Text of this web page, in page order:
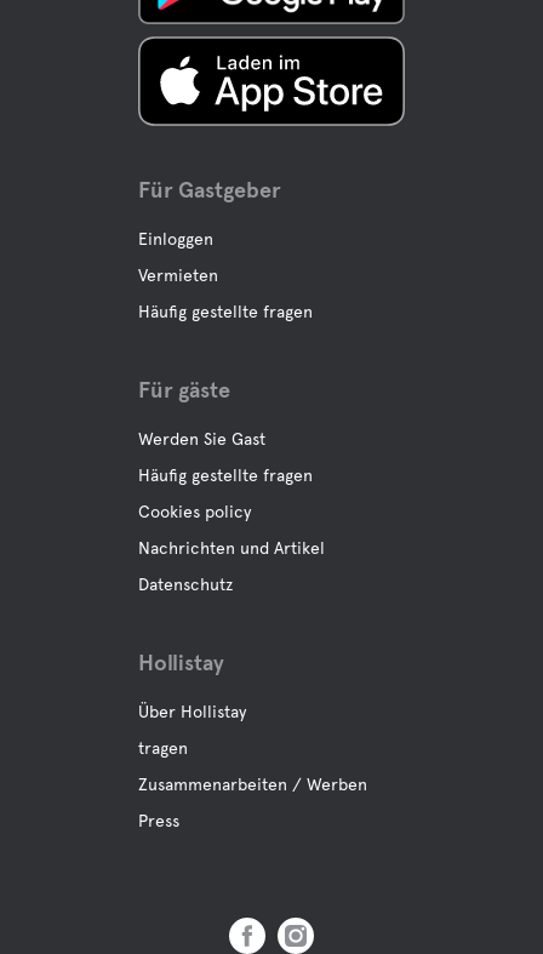
Für Gastgeber
Einloggen
Vermieten
Häufig gestellte fragen
Für gäste
Werden Sie Gast
Häufig gestellte fragen
Cookies policy
Nachrichten und Artikel
Datenschutz
Hollistay
Über Hollistay
tragen
Zusammenarbeiten / Werben
Press